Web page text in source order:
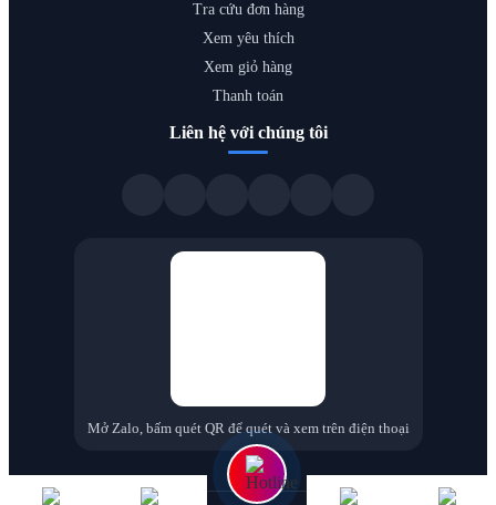
Tra cứu đơn hàng
Xem yêu thích
Xem giỏ hàng
Thanh toán
Liên hệ với chúng tôi
Mở Zalo, bấm quét QR để quét và xem trên điện thoại